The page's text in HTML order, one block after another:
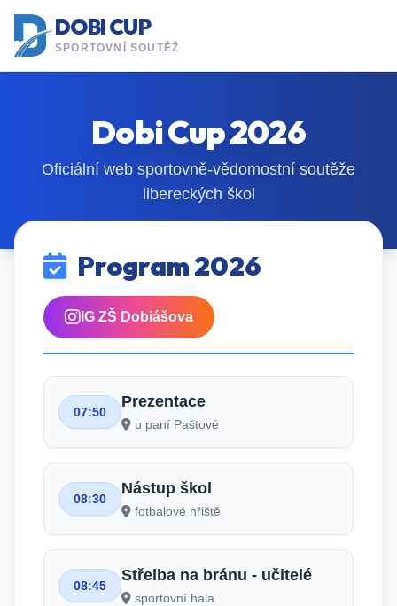
DOBI CUP
SPORTOVNÍ SOUTĚŽ
Dobi Cup 2026
Oficiální web sportovně-vědomostní soutěže
libereckých škol
Program 2026
IG ZŠ Dobiášova
07:50
Prezentace
u paní Paštové
08:30
Nástup škol
fotbalové hřiště
08:45
Střelba na bránu - učitelé
sportovní hala